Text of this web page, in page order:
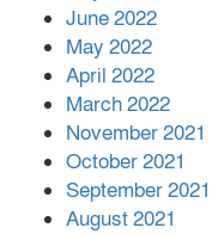
June 2022
May 2022
April 2022
March 2022
November 2021
October 2021
September 2021
August 2021